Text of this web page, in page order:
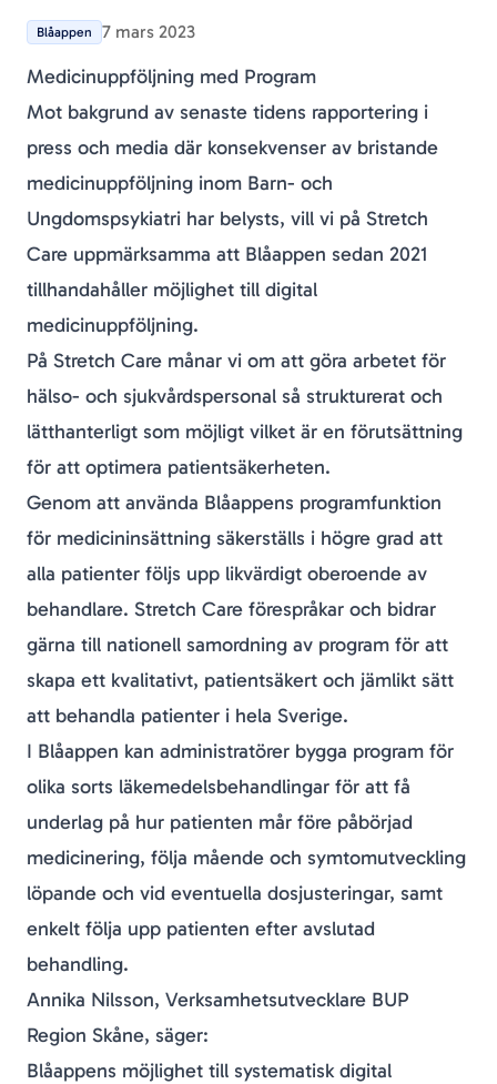
Blåappen 7 mars 2023
Medicinuppföljning med Program
Mot bakgrund av senaste tidens rapportering i
press och media där konsekvenser av bristande
medicinuppföljning inom Barn- och
Ungdomspsykiatri har belysts, vill vi på Stretch
Care uppmärksamma att Blåappen sedan 2021
tillhandahåller möjlighet till digital
medicinuppföljning.
På Stretch Care månar vi om att göra arbetet för
hälso- och sjukvårdspersonal så strukturerat och
lätthanterligt som möjligt vilket är en förutsättning
för att optimera patientsäkerheten.
Genom att använda Blåappens programfunktion
för medicininsättning säkerställs i högre grad att
alla patienter följs upp likvärdigt oberoende av
behandlare. Stretch Care förespråkar och bidrar
gärna till nationell samordning av program för att
skapa ett kvalitativt, patientsäkert och jämlikt sätt
att behandla patienter i hela Sverige.
I Blåappen kan administratörer bygga program för
olika sorts läkemedelsbehandlingar för att få
underlag på hur patienten mår före påbörjad
medicinering, följa mående och symtomutveckling
löpande och vid eventuella dosjusteringar, samt
enkelt följa upp patienten efter avslutad
behandling.
Annika Nilsson, Verksamhetsutvecklare BUP
Region Skåne, säger:
Blåappens möjlighet till systematisk digital